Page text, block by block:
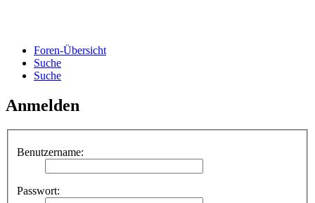
Foren-Übersicht
Suche
Suche
Anmelden
Benutzername:
Passwort: